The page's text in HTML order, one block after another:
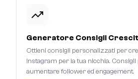
Generatore Consigli
Ottieni consigli personalizzati per
Instagram per la tua nicchia.
aumentare follower ed engagement.